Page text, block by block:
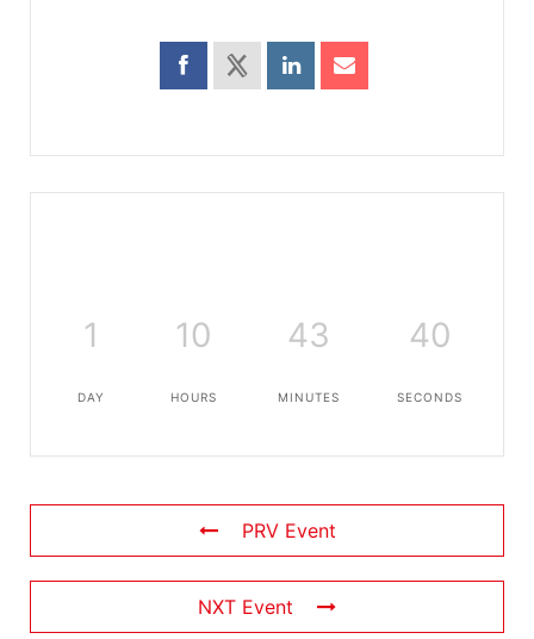
1
DAY
10
HOURS
43
MINUTES
39
SECONDS
PRV Event
NXT Event